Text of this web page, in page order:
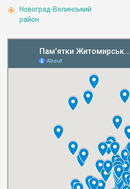
Новоград-Волинський
район